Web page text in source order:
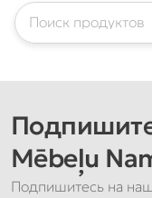
Mēbeļu
Подпишитесь на